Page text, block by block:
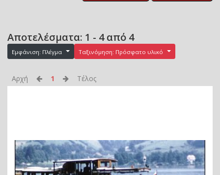
Αποτελέσματα: 1 - 4 από 4
Εμφάνιση: Πλέγμα Ταξινόμηση: Πρόσφατο υλικό
Αρχή 1 Τέλος